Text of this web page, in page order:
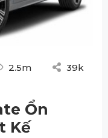
2.5m 39k
Ổn
Kế